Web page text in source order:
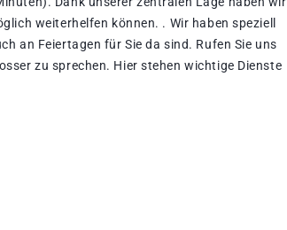
weiterhelfen können. . Wir haben speziell
an Feiertagen für Sie da sind. Rufen Sie uns
zu sprechen. Hier stehen wichtige Dienste